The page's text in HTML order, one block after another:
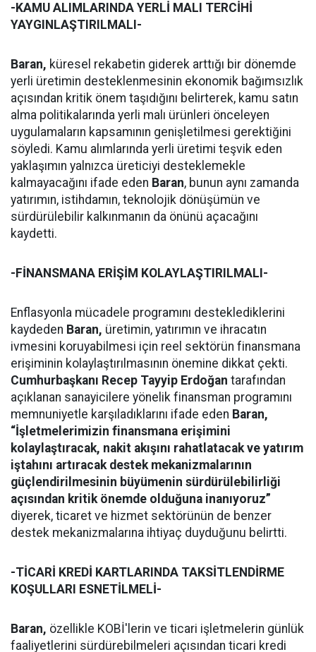
-KAMU ALIMLARINDA YERLİ MALI TERCİHİ
YAYGINLAŞTIRILMALI-
Baran, küresel rekabetin giderek arttığı bir dönemde
yerli üretimin desteklenmesinin ekonomik bağımsızlık
açısından kritik önem taşıdığını belirterek, kamu satın
alma politikalarında yerli malı ürünleri önceleyen
uygulamaların kapsamının genişletilmesi gerektiğini
söyledi. Kamu alımlarında yerli üretimi teşvik eden
yaklaşımın yalnızca üreticiyi desteklemekle
kalmayacağını ifade eden Baran, bunun aynı zamanda
yatırımın, istihdamın, teknolojik dönüşümün ve
sürdürülebilir kalkınmanın da önünü açacağını
kaydetti.
-FİNANSMANA ERİŞİM KOLAYLAŞTIRILMALI-
Enflasyonla mücadele programını desteklediklerini
kaydeden Baran, üretimin, yatırımın ve ihracatın
ivmesini koruyabilmesi için reel sektörün finansmana
erişiminin kolaylaştırılmasının önemine dikkat çekti.
Cumhurbaşkanı Recep Tayyip Erdoğan tarafından
açıklanan sanayicilere yönelik finansman programını
memnuniyetle karşıladıklarını ifade eden Baran,
“İşletmelerimizin finansmana erişimini
kolaylaştıracak, nakit akışını rahatlatacak ve yatırım
iştahını artıracak destek mekanizmalarının
güçlendirilmesinin büyümenin sürdürülebilirliği
açısından kritik önemde olduğuna inanıyoruz”
diyerek, ticaret ve hizmet sektörünün de benzer
destek mekanizmalarına ihtiyaç duyduğunu belirtti.
-TİCARİ KREDİ KARTLARINDA TAKSİTLENDİRME
KOŞULLARI ESNETİLMELİ-
Baran, özellikle KOBİ'lerin ve ticari işletmelerin günlük
faaliyetlerini sürdürebilmeleri açısından ticari kredi